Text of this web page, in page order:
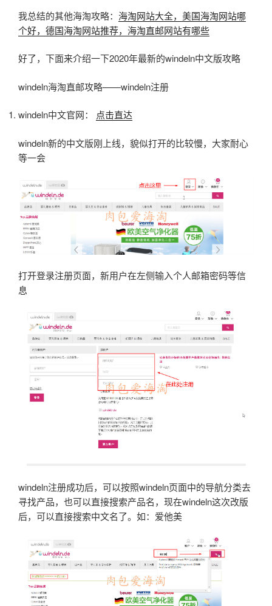
我总结的其他海淘攻略： 海淘网站大全，美国海淘网站哪
个好，德国海淘网站推荐，海淘直邮网站有哪些
好了，下面来介绍一下2020年最新的windeln中文版攻略
windeln海淘直邮攻略——windeln注册
windeln中文官网： 点击直达
windeln新的中文版刚上线，貌似打开的比较慢，大家耐心
等一会
打开登录注册页面，新用户在左侧输入个人邮箱密码等信
息
windeln注册成功后，可以按照windeln页面中的导航分类去
寻找产品，也可以直接搜索产品名，现在windeln这次改版
后，可以直接搜索中文名了。如：爱他美